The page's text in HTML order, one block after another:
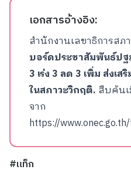
เอกสารอ้างอิง:
สำนักงานเลขาธิการสภ
บอร์ดประชาสัมพันธ์ปฐ
3 เร่ง 3 ลด 3 เพิ่ม ส่งเ
ในสภาวะวิกฤติ. สืบค้น
จาก
https://
#แท็ก